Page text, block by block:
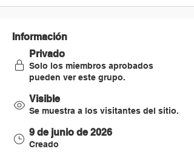
Información
Privado
Solo los miembros aprobados
pueden ver este grupo.
Visible
Se muestra a los visitantes del sitio.
9 de junio de 2026
Creado